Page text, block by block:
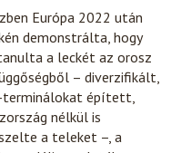
Európa 2022 után
demonstrálta, hogy
a leckét az orosz
– diverzifikált,
terminálokat épített,
nélkül is
a teleket –, a